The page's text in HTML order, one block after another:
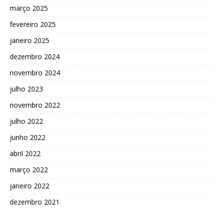
março 2025
fevereiro 2025
janeiro 2025
dezembro 2024
novembro 2024
julho 2023
novembro 2022
julho 2022
junho 2022
abril 2022
março 2022
janeiro 2022
dezembro 2021